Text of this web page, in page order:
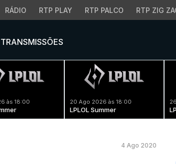
RÁDIO RTP PLAY RTP PALCO RTP ZIG
TRANSMISSÕES
às 18:00 20 Ago 2026 às 18:00
LPLOL Summer
4 Ago 2020